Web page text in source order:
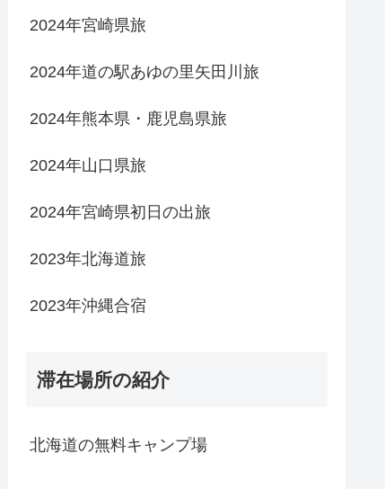
2024年宮崎県旅
2024年道の駅あゆの里矢田川旅
2024年熊本県・鹿児島県旅
2024年山口県旅
2024年宮崎県初日の出旅
2023年北海道旅
2023年沖縄合宿
滞在場所の紹介
北海道の無料キャンプ場